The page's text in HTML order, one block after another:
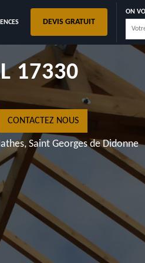
DEVIS GRATUIT
ON
SAINT
17330
CONTACTEZ NOUS
Saint Georges de Didonne